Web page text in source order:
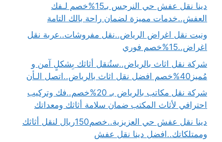
دينا نقل عفش حي النرجس بـ15%خصم لـفك
العفش..خدمات مميزة لضمان راحة بالك التامة
ونيت نقل اغراض الرياض..نقل مفروشات..عربة نقل
اغراض..15%خصم فوري
شركة نقل اثاث بالرياض..ستُنقل أثاثك بِشكلٍ آمن و
مُميز40%خصم افضل نقل اثاث بالرياض..اتصل الـأن
شركة نقل مكاتب بالرياض بـ 20%خصم..فك وتركيب
احترافي لأثاث المكتب ضمان سلامة أثاثك ومعداتك
دينا نقل عفش حي العزيزية..خصم150ريال لنقل أثاثك
وممتلكاتك..افضل دينا نقل عفش